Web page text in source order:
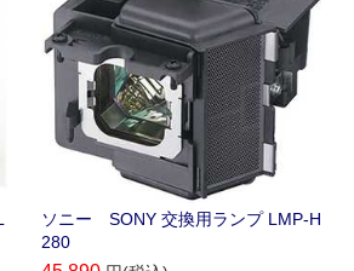
ソニー SONY 交換用ランプ LMP‐H
280